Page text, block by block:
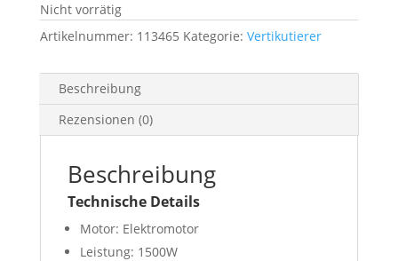
Nicht vorrätig
Artikelnummer: 113465 Kategorie: Vertikutierer
Beschreibung
Rezensionen (0)
Beschreibung
Technische Details
Motor: Elektromotor
Leistung: 1500W